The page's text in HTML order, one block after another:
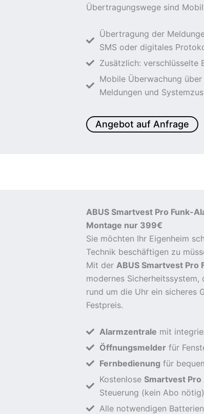
Übertragungswege sind
Übertragung der
SMS oder digitales
Zusätzlich: verschlüsselte
Mobile Überwachung
Meldungen und
Angebot auf Anfrage
ABUS Smartvest Pro Funk-
Montage nur 399€
Sie möchten Ihr Eigenheim
Technik beschäftigen zu
Mit der ABUS Smartvest Pro
modernes
rund um die Uhr ein sicheres
Festpreis.
Alarmzentrale mit
Öffnungsmelder für
Fernbedienung für
Kostenlose Smartvest Pro
Steuerung (kein Abo nötig)
Alle notwendigen